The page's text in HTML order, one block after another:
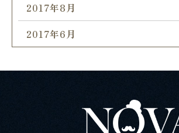
2017年8月
2017年6月